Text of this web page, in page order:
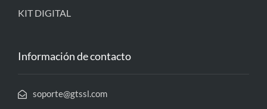
KIT DIGITAL
Información de contacto
soporte@gtssl.com